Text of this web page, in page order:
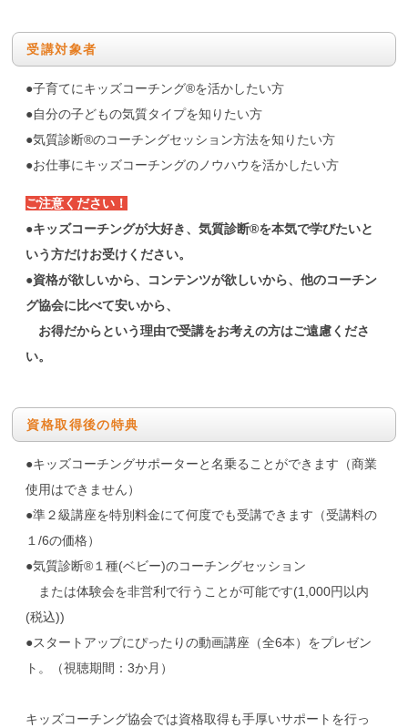
受講対象者
●子育てにキッズコーチング®を活かしたい方
●自分の子どもの気質タイプを知りたい方
●気質診断®のコーチングセッション方法を知りたい方
●お仕事にキッズコーチングのノウハウを活かしたい方
ご注意ください！
●キッズコーチングが大好き、気質診断®を本気で学びたいと
いう方だけお受けください。
●資格が欲しいから、コンテンツが欲しいから、他のコーチン
グ協会に比べて安いから、
お得だからという理由で受講をお考えの方はご遠慮くださ
い。
資格取得後の特典
●キッズコーチングサポーターと名乗ることができます（商業
使用はできません）
●準２級講座を特別料金にて何度でも受講できます（受講料の
１/6の価格）
●気質診断®１種(ベビー)のコーチングセッション
または体験会を非営利で行うことが可能です(1,000円以内
(税込))
●スタートアップにぴったりの動画講座（全6本）をプレゼン
ト。（視聴期間：3か月）
キッズコーチング協会では資格取得も手厚いサポートを行っ